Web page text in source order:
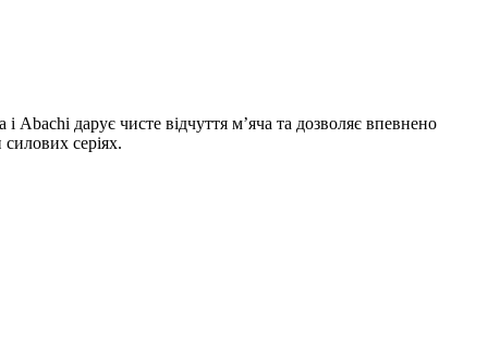
Abachi дарує чисте відчуття м’яча та дозволяє впевнено
серіях.